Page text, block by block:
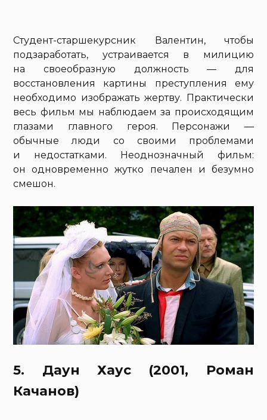
Студент-старшекурсник Валентин, чтобы
подзаработать, устраивается в милицию
на своеобразную должность — для
восстановления картины преступления ему
необходимо изображать жертву. Практически
весь фильм мы наблюдаем за происходящим
глазами главного героя. Персонажи —
обычные люди со своими проблемами
и недостатками. Неоднозначный фильм:
он одновременно жутко печален и безумно
смешон.
5. Даун Хаус (2001, Роман
Качанов)